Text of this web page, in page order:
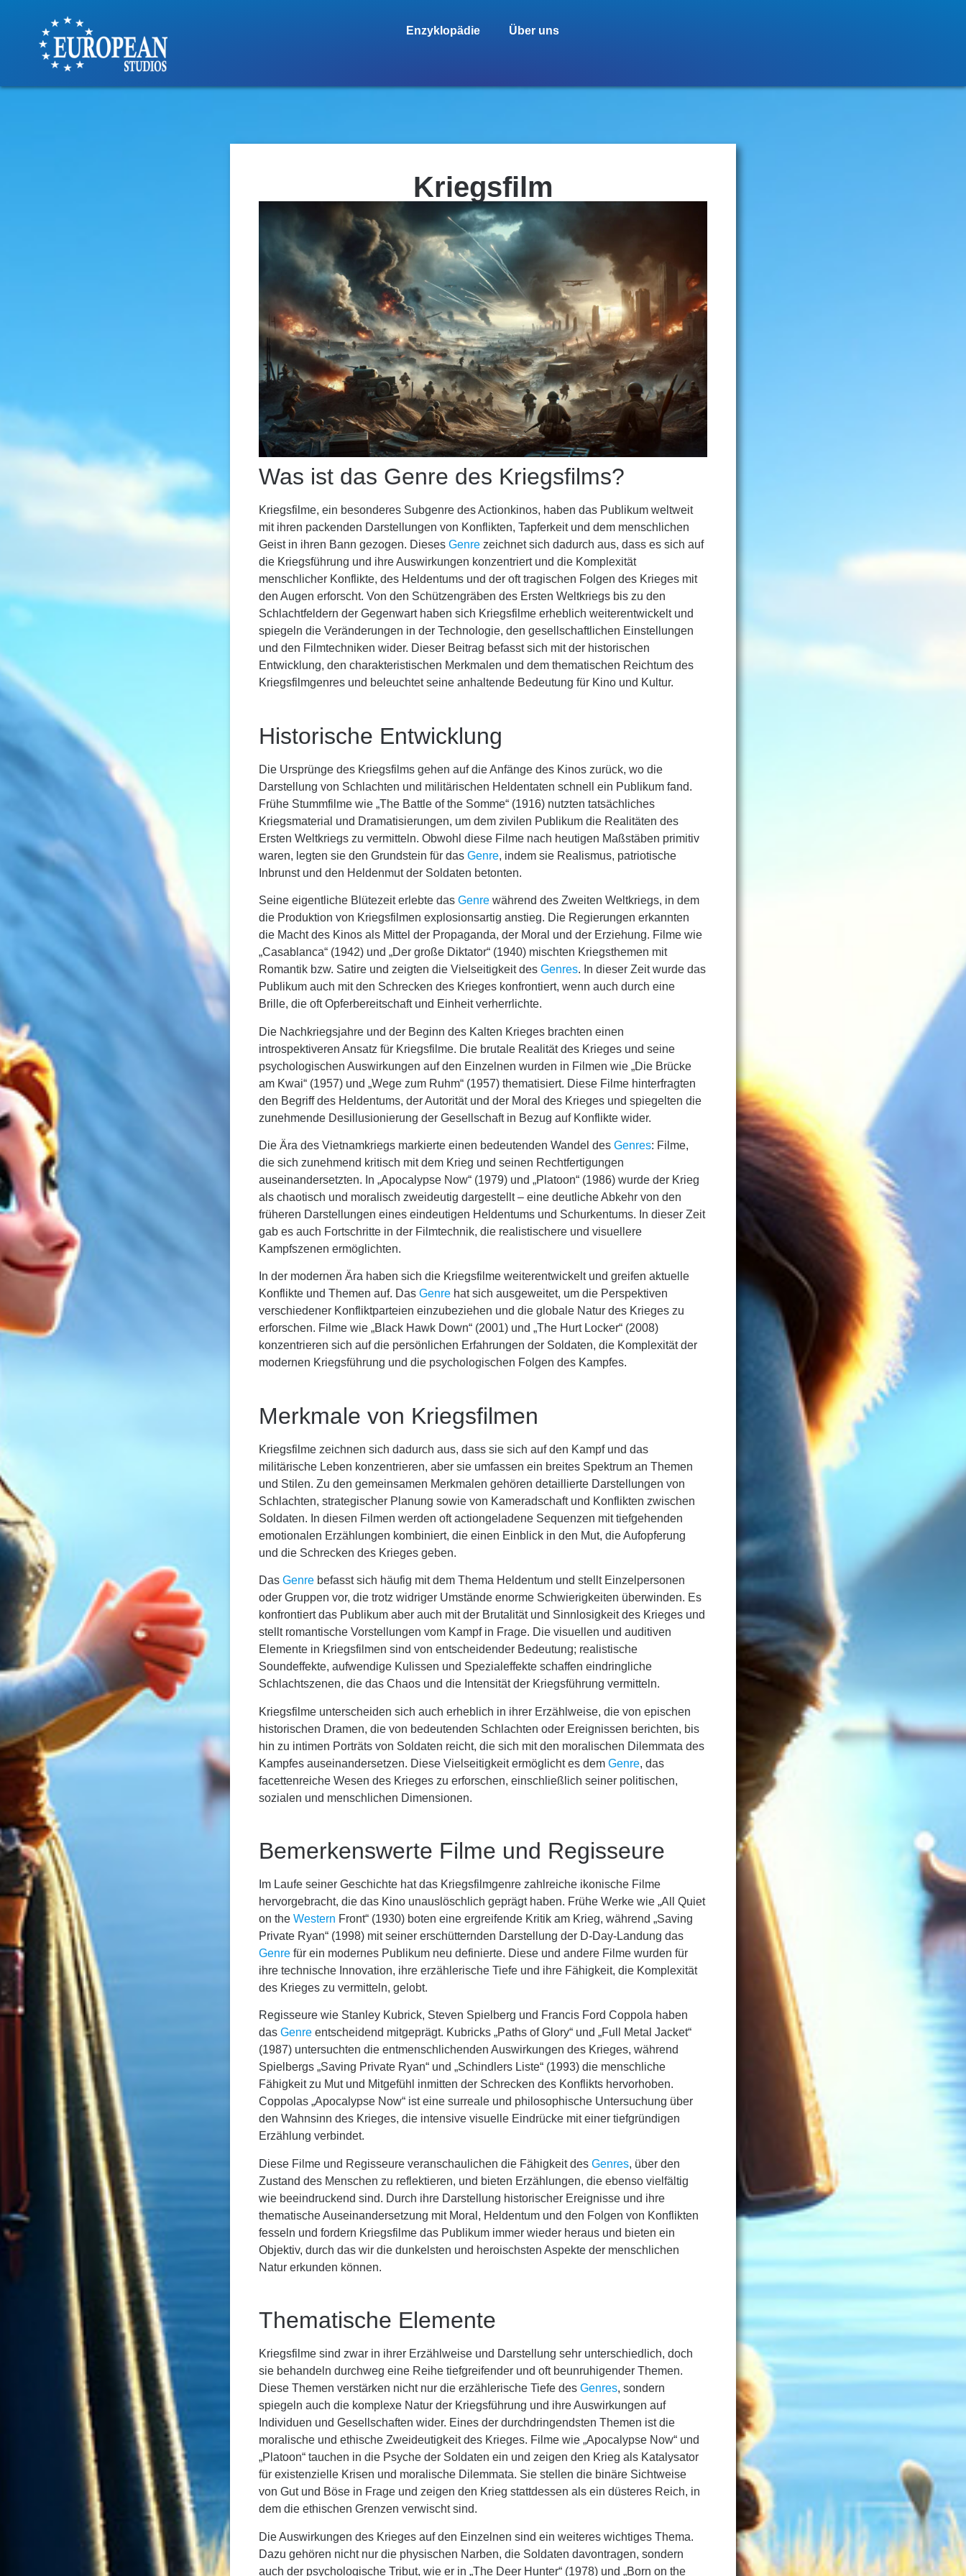
Enzyklopädie Über uns
Kriegsfilm
Was ist das Genre des Kriegsfilms?
Kriegsfilme, ein besonderes Subgenre des Actionkinos, haben das Publikum weltweit
mit ihren packenden Darstellungen von Konflikten, Tapferkeit und dem menschlichen
Geist in ihren Bann gezogen. DiesesGenre zeichnet sich dadurch aus, dass es sich auf
die Kriegsführung und ihre Auswirkungen konzentriert und die Komplexität
menschlicher Konflikte, des Heldentums und der oft tragischen Folgen des Krieges mit
den Augen erforscht. Von den Schützengräben des Ersten Weltkriegs bis zu den
Schlachtfeldern der Gegenwart haben sich Kriegsfilme erheblich weiterentwickelt und
spiegeln die Veränderungen in der Technologie, den gesellschaftlichen Einstellungen
und den Filmtechniken wider. Dieser Beitrag befasst sich mit der historischen
Entwicklung, den charakteristischen Merkmalen und dem thematischen Reichtum des
Kriegsfilmgenres und beleuchtet seine anhaltende Bedeutung für Kino und Kultur.
Historische Entwicklung
Die Ursprünge des Kriegsfilms gehen auf die Anfänge des Kinos zurück, wo die
Darstellung von Schlachten und militärischen Heldentaten schnell ein Publikum fand.
Frühe Stummfilme wie „The Battle of the Somme“ (1916) nutzten tatsächliches
Kriegsmaterial und Dramatisierungen, um dem zivilen Publikum die Realitäten des
Ersten Weltkriegs zu vermitteln. Obwohl diese Filme nach heutigen Maßstäben primitiv
waren, legten sie den Grundstein für dasGenre, indem sie Realismus, patriotische
Inbrunst und den Heldenmut der Soldaten betonten.
Seine eigentliche Blütezeit erlebte dasGenre während des Zweiten Weltkriegs, in dem
die Produktion von Kriegsfilmen explosionsartig anstieg. Die Regierungen erkannten
die Macht des Kinos als Mittel der Propaganda, der Moral und der Erziehung. Filme wie
„Casablanca“ (1942) und „Der große Diktator“ (1940) mischten Kriegsthemen mit
Romantik bzw. Satire und zeigten die Vielseitigkeit desGenres. In dieser Zeit wurde das
Publikum auch mit den Schrecken des Krieges konfrontiert, wenn auch durch eine
Brille, die oft Opferbereitschaft und Einheit verherrlichte.
Die Nachkriegsjahre und der Beginn des Kalten Krieges brachten einen
introspektiveren Ansatz für Kriegsfilme. Die brutale Realität des Krieges und seine
psychologischen Auswirkungen auf den Einzelnen wurden in Filmen wie „Die Brücke
am Kwai“ (1957) und „Wege zum Ruhm“ (1957) thematisiert. Diese Filme hinterfragten
den Begriff des Heldentums, der Autorität und der Moral des Krieges und spiegelten die
zunehmende Desillusionierung der Gesellschaft in Bezug auf Konflikte wider.
Die Ära des Vietnamkriegs markierte einen bedeutenden Wandel desGenres: Filme,
die sich zunehmend kritisch mit dem Krieg und seinen Rechtfertigungen
auseinandersetzten. In „Apocalypse Now“ (1979) und „Platoon“ (1986) wurde der Krieg
als chaotisch und moralisch zweideutig dargestellt – eine deutliche Abkehr von den
früheren Darstellungen eines eindeutigen Heldentums und Schurkentums. In dieser Zeit
gab es auch Fortschritte in der Filmtechnik, die realistischere und visuellere
Kampfszenen ermöglichten.
In der modernen Ära haben sich die Kriegsfilme weiterentwickelt und greifen aktuelle
Konflikte und Themen auf. DasGenre hat sich ausgeweitet, um die Perspektiven
verschiedener Konfliktparteien einzubeziehen und die globale Natur des Krieges zu
erforschen. Filme wie „Black Hawk Down“ (2001) und „The Hurt Locker“ (2008)
konzentrieren sich auf die persönlichen Erfahrungen der Soldaten, die Komplexität der
modernen Kriegsführung und die psychologischen Folgen des Kampfes.
Merkmale von Kriegsfilmen
Kriegsfilme zeichnen sich dadurch aus, dass sie sich auf den Kampf und das
militärische Leben konzentrieren, aber sie umfassen ein breites Spektrum an Themen
und Stilen. Zu den gemeinsamen Merkmalen gehören detaillierte Darstellungen von
Schlachten, strategischer Planung sowie von Kameradschaft und Konflikten zwischen
Soldaten. In diesen Filmen werden oft actiongeladene Sequenzen mit tiefgehenden
emotionalen Erzählungen kombiniert, die einen Einblick in den Mut, die Aufopferung
und die Schrecken des Krieges geben.
DasGenre befasst sich häufig mit dem Thema Heldentum und stellt Einzelpersonen
oder Gruppen vor, die trotz widriger Umstände enorme Schwierigkeiten überwinden. Es
konfrontiert das Publikum aber auch mit der Brutalität und Sinnlosigkeit des Krieges und
stellt romantische Vorstellungen vom Kampf in Frage. Die visuellen und auditiven
Elemente in Kriegsfilmen sind von entscheidender Bedeutung; realistische
Soundeffekte, aufwendige Kulissen und Spezialeffekte schaffen eindringliche
Schlachtszenen, die das Chaos und die Intensität der Kriegsführung vermitteln.
Kriegsfilme unterscheiden sich auch erheblich in ihrer Erzählweise, die von epischen
historischen Dramen, die von bedeutenden Schlachten oder Ereignissen berichten, bis
hin zu intimen Porträts von Soldaten reicht, die sich mit den moralischen Dilemmata des
Kampfes auseinandersetzen. Diese Vielseitigkeit ermöglicht es demGenre, das
facettenreiche Wesen des Krieges zu erforschen, einschließlich seiner politischen,
sozialen und menschlichen Dimensionen.
Bemerkenswerte Filme und Regisseure
Im Laufe seiner Geschichte hat das Kriegsfilmgenre zahlreiche ikonische Filme
hervorgebracht, die das Kino unauslöschlich geprägt haben. Frühe Werke wie „All Quiet
on theWestern Front“ (1930) boten eine ergreifende Kritik am Krieg, während „Saving
Private Ryan“ (1998) mit seiner erschütternden Darstellung der D-Day-Landung das
Genre für ein modernes Publikum neu definierte. Diese und andere Filme wurden für
ihre technische Innovation, ihre erzählerische Tiefe und ihre Fähigkeit, die Komplexität
des Krieges zu vermitteln, gelobt.
Regisseure wie Stanley Kubrick, Steven Spielberg und Francis Ford Coppola haben
dasGenre entscheidend mitgeprägt. Kubricks „Paths of Glory“ und „Full Metal Jacket“
(1987) untersuchten die entmenschlichenden Auswirkungen des Krieges, während
Spielbergs „Saving Private Ryan“ und „Schindlers Liste“ (1993) die menschliche
Fähigkeit zu Mut und Mitgefühl inmitten der Schrecken des Konflikts hervorhoben.
Coppolas „Apocalypse Now“ ist eine surreale und philosophische Untersuchung über
den Wahnsinn des Krieges, die intensive visuelle Eindrücke mit einer tiefgründigen
Erzählung verbindet.
Diese Filme und Regisseure veranschaulichen die Fähigkeit desGenres, über den
Zustand des Menschen zu reflektieren, und bieten Erzählungen, die ebenso vielfältig
wie beeindruckend sind. Durch ihre Darstellung historischer Ereignisse und ihre
thematische Auseinandersetzung mit Moral, Heldentum und den Folgen von Konflikten
fesseln und fordern Kriegsfilme das Publikum immer wieder heraus und bieten ein
Objektiv, durch das wir die dunkelsten und heroischsten Aspekte der menschlichen
Natur erkunden können.
Thematische Elemente
Kriegsfilme sind zwar in ihrer Erzählweise und Darstellung sehr unterschiedlich, doch
sie behandeln durchweg eine Reihe tiefgreifender und oft beunruhigender Themen.
Diese Themen verstärken nicht nur die erzählerische Tiefe desGenres, sondern
spiegeln auch die komplexe Natur der Kriegsführung und ihre Auswirkungen auf
Individuen und Gesellschaften wider. Eines der durchdringendsten Themen ist die
moralische und ethische Zweideutigkeit des Krieges. Filme wie „Apocalypse Now“ und
„Platoon“ tauchen in die Psyche der Soldaten ein und zeigen den Krieg als Katalysator
für existenzielle Krisen und moralische Dilemmata. Sie stellen die binäre Sichtweise
von Gut und Böse in Frage und zeigen den Krieg stattdessen als ein düsteres Reich, in
dem die ethischen Grenzen verwischt sind.
Die Auswirkungen des Krieges auf den Einzelnen sind ein weiteres wichtiges Thema.
Dazu gehören nicht nur die physischen Narben, die Soldaten davontragen, sondern
auch der psychologische Tribut, wie er in „The Deer Hunter“ (1978) und „Born on the